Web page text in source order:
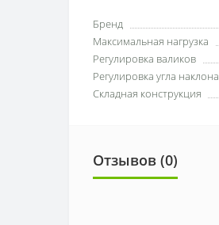
Бренд
Максимальная нагрузка
Регулировка валиков
Регулировка угла наклона
Складная конструкция
Отзывов (0)